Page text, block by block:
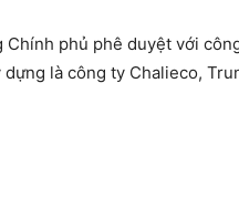
phủ phê duyệt với
là công ty Chalieco,